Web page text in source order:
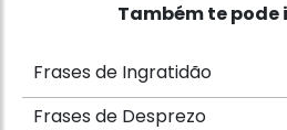
Também te pode
Frases de Ingratidão
Frases de Desprezo